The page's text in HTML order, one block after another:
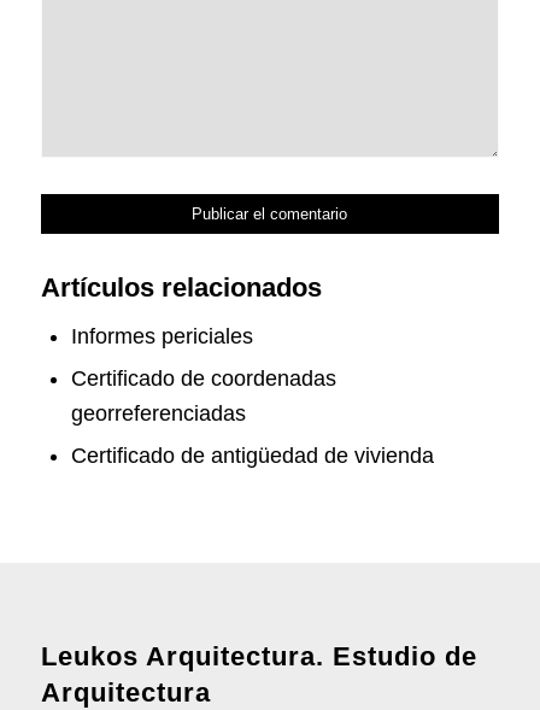
Artículos relacionados
Informes periciales
Certificado de coordenadas
georreferenciadas
Certificado de antigüedad de vivienda
Leukos Arquitectura. Estudio de
Arquitectura